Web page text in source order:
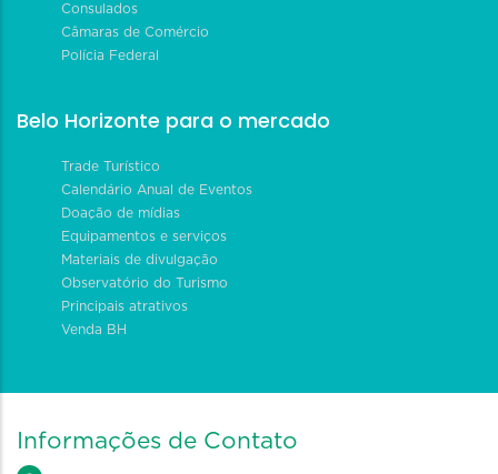
Consulados
Câmaras de Comércio
Polícia Federal
Belo Horizonte para o mercado
Trade Turístico
Calendário Anual de Eventos
Doação de mídias
Equipamentos e serviços
Materiais de divulgação
Observatório do Turismo
Principais atrativos
Venda BH
Informações de Contato